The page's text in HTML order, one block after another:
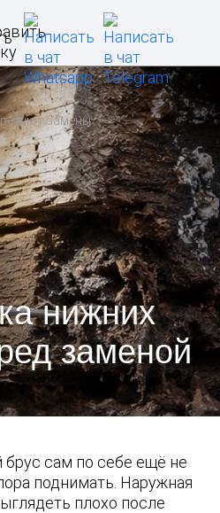
замены
нижних
заменой
сам по себе ещё не
поднимать. Наружная
плохо после